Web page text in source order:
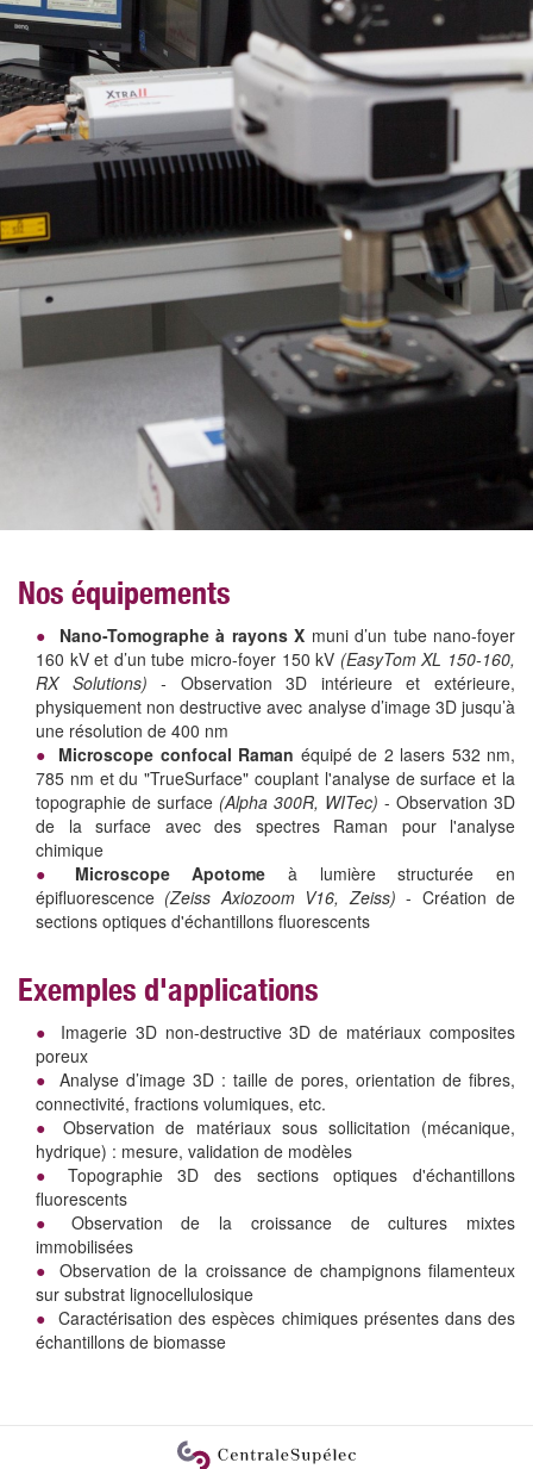
Nos équipements
Nano-Tomographe à rayons X muni d’un tube nano-foyer
160 kV et d’un tube micro-foyer 150 kV (EasyTom XL 150-160,
RX Solutions) - Observation 3D intérieure et extérieure,
physiquement non destructive avec analyse d’image 3D jusqu’à
une résolution de 400 nm
Microscope confocal Raman équipé de 2 lasers 532 nm,
785 nm et du "TrueSurface" couplant l'analyse de surface et la
topographie de surface (Alpha 300R, WITec) - Observation 3D
de la surface avec des spectres Raman pour l'analyse
chimique
Microscope Apotome à lumière structurée en
épifluorescence (Zeiss Axiozoom V16, Zeiss)- Création de
sections optiques d'échantillons fluorescents
Exemples d'applications
Imagerie 3D non-destructive 3D de matériaux composites
poreux
Analyse d’image 3D : taille de pores, orientation de fibres,
connectivité, fractions volumiques, etc.
Observation de matériaux sous sollicitation (mécanique,
hydrique) : mesure, validation de modèles
Topographie 3D des sections optiques d'échantillons
fluorescents
Observation de la croissance de cultures mixtes
immobilisées
Observation de la croissance de champignons filamenteux
sur substrat lignocellulosique
Caractérisation des espèces chimiques présentes dans des
échantillons de biomasse